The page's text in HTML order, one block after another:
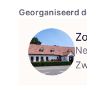
Georganiseerd